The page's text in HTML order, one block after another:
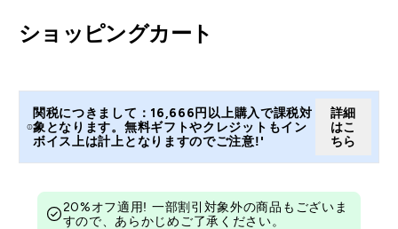
ショッピングカート
関税につきまして：16,666円以上購入で課税対
象となります。無料ギフトやクレジットもイン
ボイス上は計上となりますのでご注意!'
詳細
はこ
ちら
20%オフ適用! 一部割引対象外の商品もございま
すので、あらかじめご了承ください。